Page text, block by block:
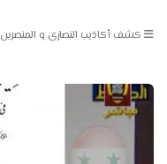
كشف أكاذيب النصارى و المنصرين